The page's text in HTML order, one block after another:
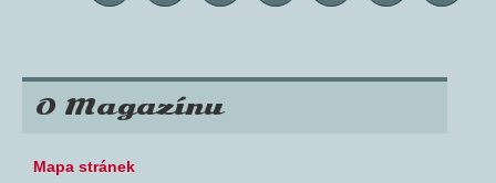
O Magazínu
Mapa stránek